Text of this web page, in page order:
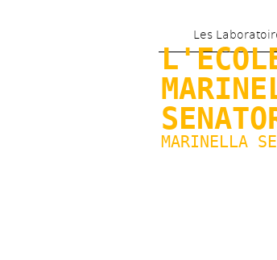
Les
MARINELLA